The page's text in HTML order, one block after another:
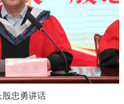
殷忠勇讲话